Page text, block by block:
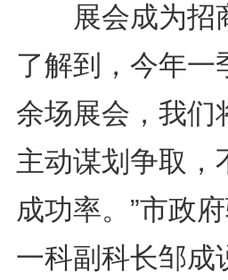
展会成为招
了解到，今年一
余场展会，我们
主动谋划争取，
成功率。”市政
一科副科长邹成